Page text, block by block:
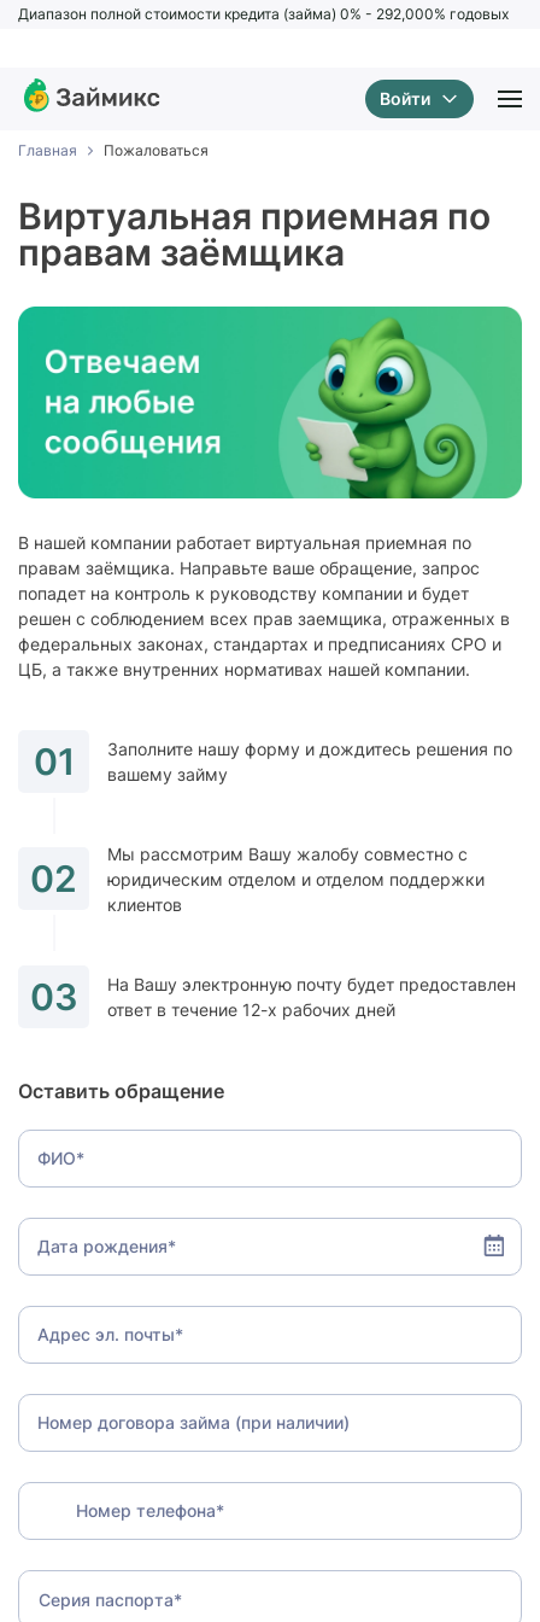
Диапазон полной стоимости кредита (займа) 0% - 292,000% годовых
Войти
Главная Пожаловаться
Виртуальная приемная по
правам заёмщика
В нашей компании работает виртуальная приемная по
правам заёмщика. Направьте ваше обращение, запрос
попадет на контроль к руководству компании и будет
решен с соблюдением всех прав заемщика, отраженных в
федеральных законах, стандартах и предписаниях СРО и
ЦБ, а также внутренних нормативах нашей компании.
01
Заполните нашу форму и дождитесь решения по
вашему займу
02
Мы рассмотрим Вашу жалобу совместно с
юридическим отделом и отделом поддержки
клиентов
03
На Вашу электронную почту будет предоставлен
ответ в течение 12-х рабочих дней
Оставить обращение
ФИО*
Дата рождения*
Адрес эл. почты*
Номер договора займа (при наличии)
Номер телефона*
Серия паспорта*
Спасибо, ваш отзыв успешно